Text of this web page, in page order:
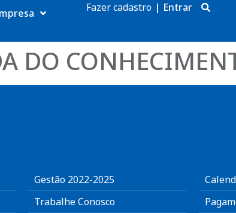
Fazer cadastro | Entrar
DO
Gestão 2022-2025
Trabalhe Conosco